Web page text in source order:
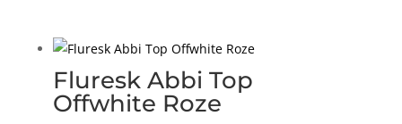
Fluresk Abbi Top
Offwhite Roze